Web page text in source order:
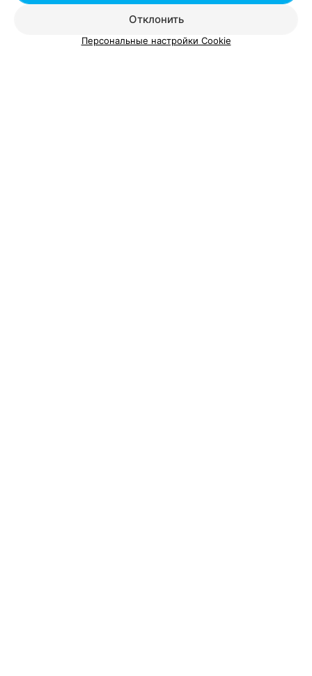
Отклонить
Персональные настройки Cookie